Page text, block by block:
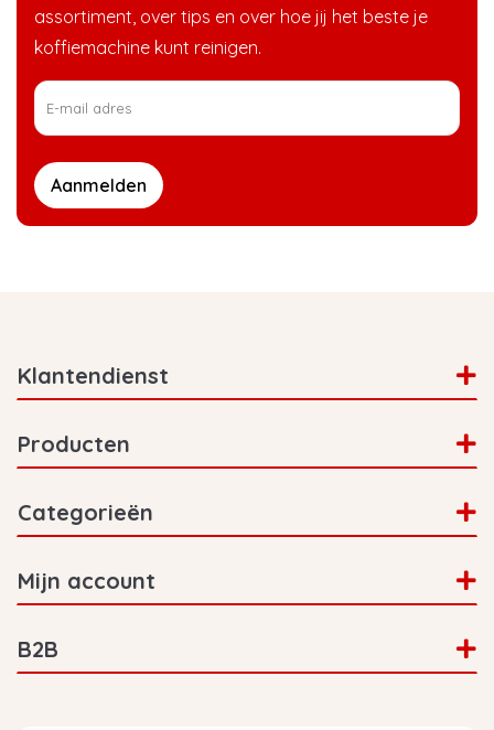
assortiment, over tips en over hoe jij het beste je
koffiemachine kunt reinigen.
Aanmelden
Klantendienst
Producten
Categorieën
Mijn account
B2B